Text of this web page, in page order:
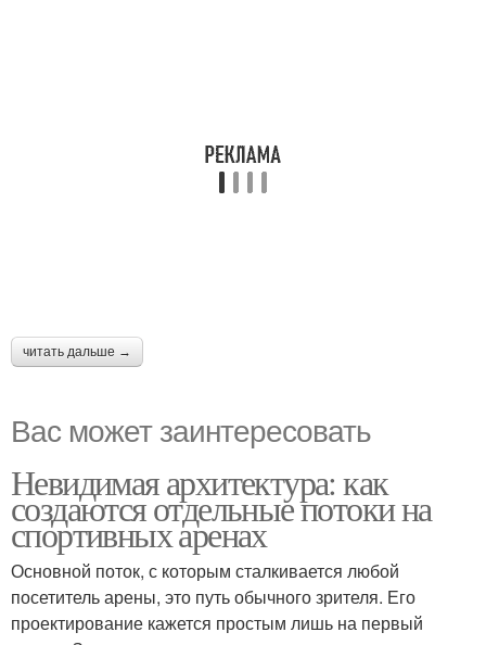
читать дальше →
Вас может заинтересовать
Невидимая архитектура: как
создаются отдельные потоки на
спортивных аренах
Основной поток, с которым сталкивается любой
посетитель арены, это путь обычного зрителя. Его
проектирование кажется простым лишь на первый